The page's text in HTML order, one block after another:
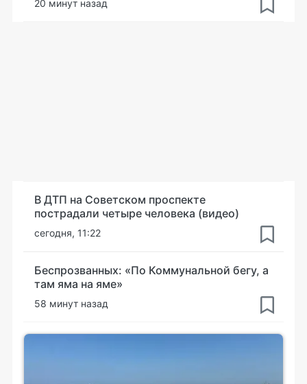
20 минут назад
В ДТП на Советском проспекте
пострадали четыре человека (видео)
сегодня, 11:22
Беспрозванных: «По Коммунальной бегу, а
там яма на яме»
58 минут назад